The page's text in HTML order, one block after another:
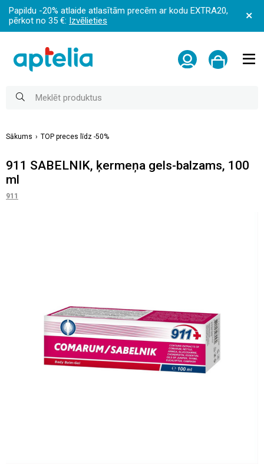
Papildu -20% atlaide atlasītām precēm ar kodu EXTRA20,
pērkot no 35 €: Izvēlieties
Sākums TOP preces līdz -50%
911 SABELNIK, ķermeņa gels-balzams, 100
ml
911